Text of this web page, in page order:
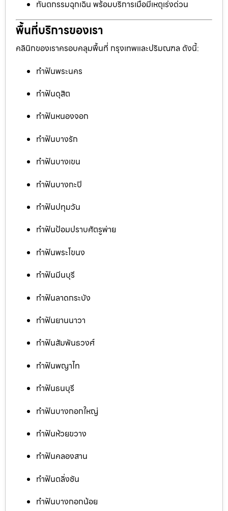
ทันตกรรมฉุกเฉิน พร้อมบริการเมื่อมีเหตุเร่งด่วน
พื้นที่บริการของเรา
คลินิกของเราครอบคลุมพื้นที่ กรุงเทพและปริมณฑล ดังนี้:
ทำฟันพระนคร
ทำฟันดุสิต
ทำฟันหนองจอก
ทำฟันบางรัก
ทำฟันบางเขน
ทำฟันบางกะปิ
ทำฟันปทุมวัน
ทำฟันป้อมปราบศัตรูพ่าย
ทำฟันพระโขนง
ทำฟันมีนบุรี
ทำฟันลาดกระบัง
ทำฟันยานนาวา
ทำฟันสัมพันธวงศ์
ทำฟันพญาไท
ทำฟันธนบุรี
ทำฟันบางกอกใหญ่
ทำฟันห้วยขวาง
ทำฟันคลองสาน
ทำฟันตลิ่งชัน
ทำฟันบางกอกน้อย